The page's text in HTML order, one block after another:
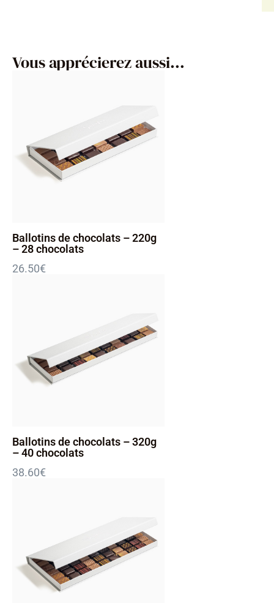
Vous apprécierez aussi...
Ballotins de chocolats – 220g
– 28 chocolats
26.50€
Ballotins de chocolats – 320g
– 40 chocolats
38.60€